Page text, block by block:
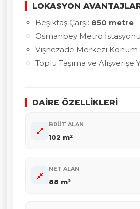
LOKASYON
Beşiktaş Çarşı: 850 metre
Osmanbey Metro
Vişnezade Merkezi Konum
Toplu Taşıma ve Alışverişe
DAİRE ÖZELLİKLERİ
BRÜT ALAN
102 m²
NET ALAN
88 m²